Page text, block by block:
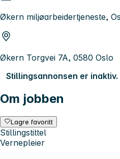
Økern miljøarbeidertjeneste,
Økern Torgvei 7A, 0580 Oslo
Stillingsannonsen er inaktiv.
Om jobben
Lagre favoritt
Stillingstittel
Vernepleier